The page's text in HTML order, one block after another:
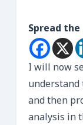
Spread the
I will now
understand
and then
analysis in